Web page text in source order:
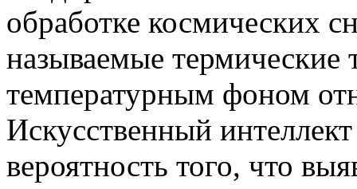
обработке космических
называемые
температурным фоном
Искусственный
вероятность того, что